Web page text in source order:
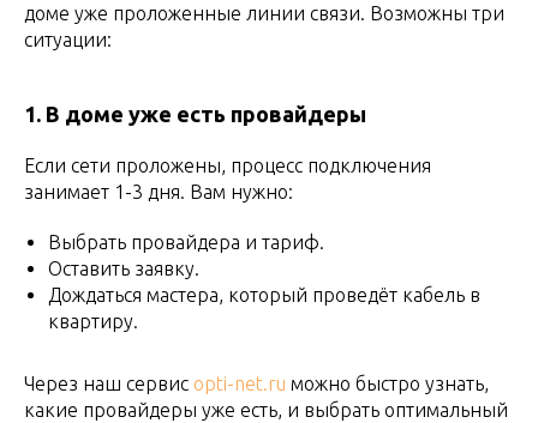
доме уже проложенные линии связи. Возможны три
ситуации:
1. В доме уже есть провайдеры
Если сети проложены, процесс подключения
занимает 1-3 дня. Вам нужно:
Выбрать провайдера и тариф.
Оставить заявку.
Дождаться мастера, который проведёт кабель в
квартиру.
Через наш сервис opti-net.ru можно быстро узнать,
какие провайдеры уже есть, и выбрать оптимальный